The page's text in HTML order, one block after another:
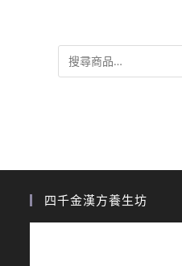
四千金漢方養生坊